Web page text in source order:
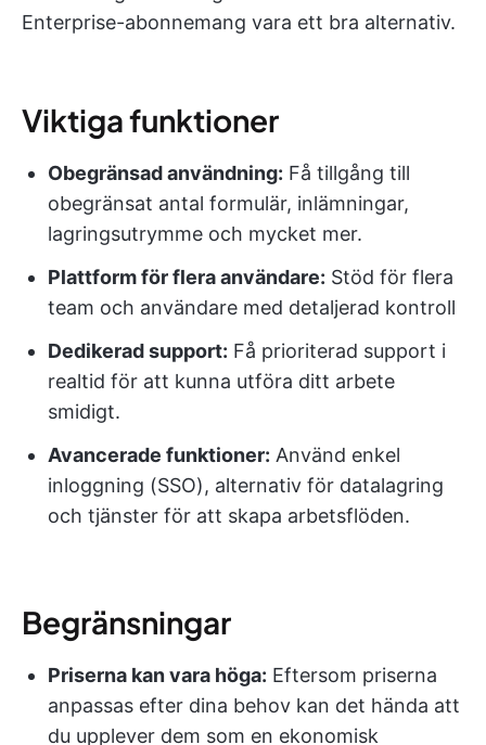
Enterprise-abonnemang vara ett bra alternativ.
Viktiga funktioner
Obegränsad användning: Få tillgång till
obegränsat antal formulär, inlämningar,
lagringsutrymme och mycket mer.
Plattform för flera användare: Stöd för flera
team och användare med detaljerad kontroll
Dedikerad support: Få prioriterad support i
realtid för att kunna utföra ditt arbete
smidigt.
Avancerade funktioner: Använd enkel
inloggning (SSO), alternativ för datalagring
och tjänster för att skapa arbetsflöden.
Begränsningar
Priserna kan vara höga: Eftersom priserna
anpassas efter dina behov kan det hända att
du upplever dem som en ekonomisk